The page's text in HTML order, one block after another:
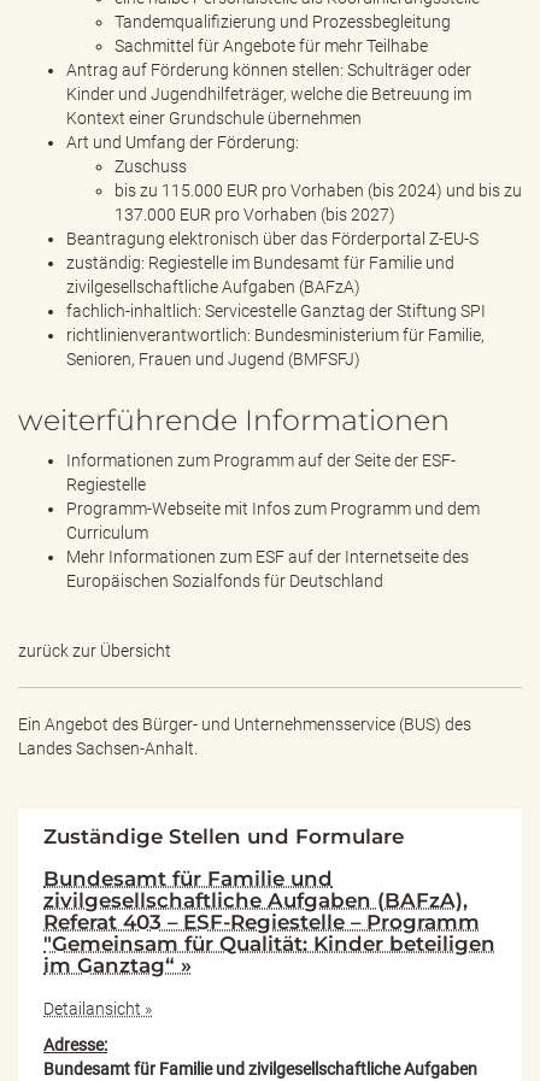
Tandemqualifizierung und Prozessbegleitung
Sachmittel für Angebote für mehr Teilhabe
Antrag auf Förderung können stellen: Schulträger oder
Kinder und Jugendhilfeträger, welche die Betreuung im
Kontext einer Grundschule übernehmen
Art und Umfang der Förderung:
Zuschuss
bis zu 115.000 EUR pro Vorhaben (bis 2024) und bis zu
137.000 EUR pro Vorhaben (bis 2027)
Beantragung elektronisch über das Förderportal Z-EU-S
zuständig: Regiestelle im Bundesamt für Familie und
zivilgesellschaftliche Aufgaben (BAFzA)
fachlich-inhaltlich: Servicestelle Ganztag der Stiftung SPI
richtlinienverantwortlich: Bundesministerium für Familie,
Senioren, Frauen und Jugend (BMFSFJ)
weiterführende Informationen
Informationen zum Programm auf der Seite der ESF-
Regiestelle
Programm-Webseite mit Infos zum Programm und dem
Curriculum
Mehr Informationen zum ESF auf der Internetseite des
Europäischen Sozialfonds für Deutschland
zurück zur Übersicht
Ein Angebot des Bürger- und Unternehmensservice (BUS) des
Landes Sachsen-Anhalt.
Zuständige Stellen und Formulare
Bundesamt für Familie und
zivilgesellschaftliche Aufgaben (BAFzA),
Referat 403 – ESF-Regiestelle – Programm
"Gemeinsam für Qualität: Kinder beteiligen
im Ganztag“ »
Detailansicht »
Adresse:
Bundesamt für Familie und zivilgesellschaftliche Aufgaben